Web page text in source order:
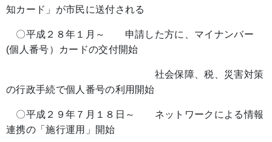
知カード」が市民に送付される
〇平成２８年１月～ 申請した方に、マイナンバー
(個人番号）カードの交付開始
社会保障、税、災害対策
の行政手続で個人番号の利用開始
〇平成２９年７月１８日～ ネットワークによる情報
連携の「施行運用」開始